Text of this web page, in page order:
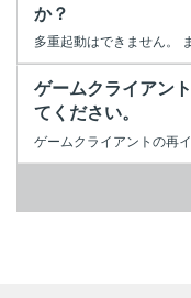
か？
ゲームクライアン
てください。